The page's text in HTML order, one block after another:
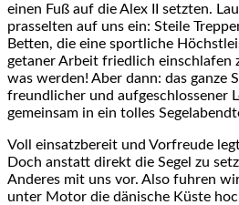
einen Fuß auf die Alex II setzten.
prasselten auf uns ein: Steile
Betten, die eine sportliche
getaner Arbeit friedlich einschlafen
was werden! Aber dann: das ganze
freundlicher und aufgeschlossener
gemeinsam in ein tolles
Voll einsatzbereit und Vorfreude
Doch anstatt direkt die Segel zu
Anderes mit uns vor. Also fuhren
unter Motor die dänische Küste